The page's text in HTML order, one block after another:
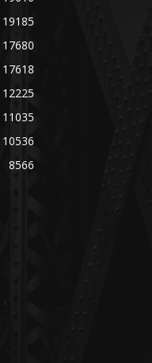
19185
17680
17618
12225
11035
10536
8566